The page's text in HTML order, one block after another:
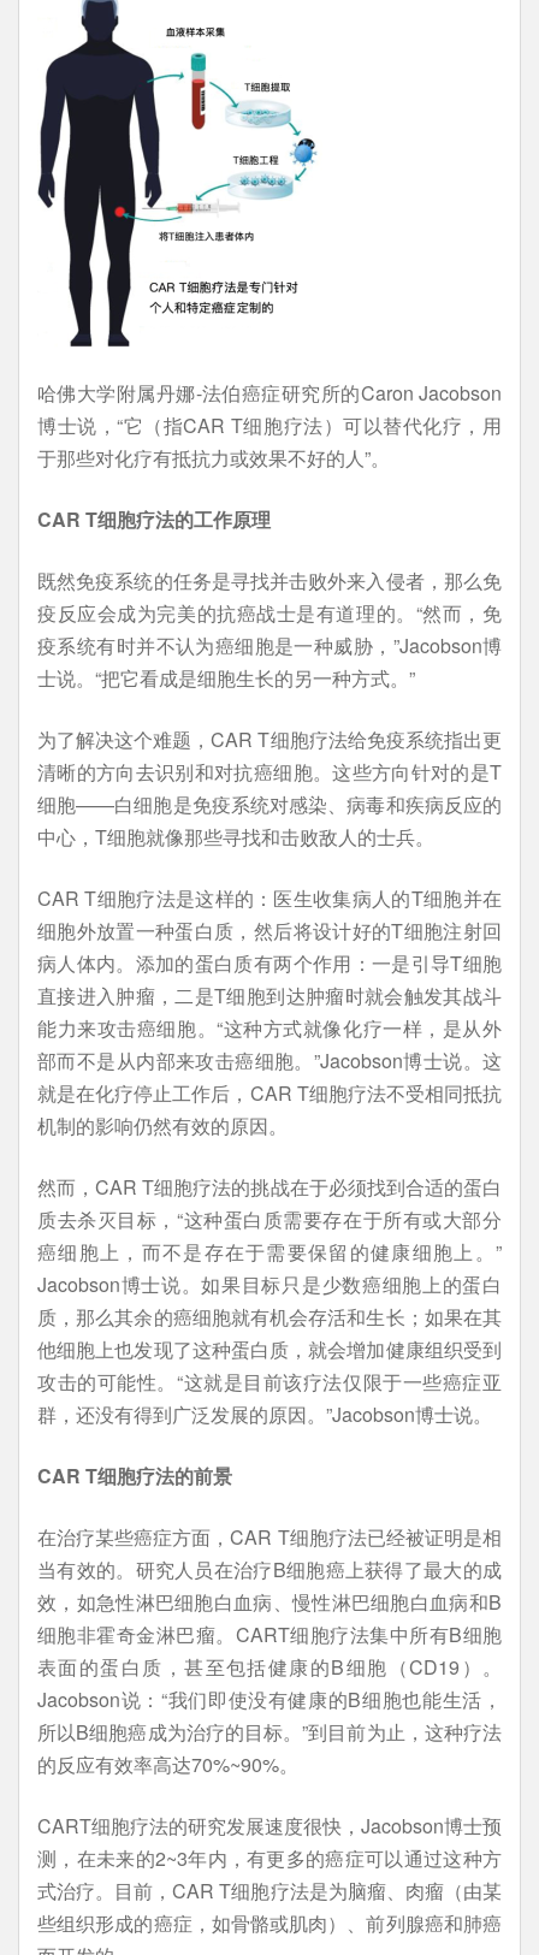
哈佛大学附属丹娜-法伯癌症研究所的Caron Jacobson
博士说，“它（指CAR T细胞疗法）可以替代化疗，用
于那些对化疗有抵抗力或效果不好的人”。
CAR T细胞疗法的工作原理
既然免疫系统的任务是寻找并击败外来入侵者，那么免
疫反应会成为完美的抗癌战士是有道理的。“然而，免
疫系统有时并不认为癌细胞是一种威胁，”Jacobson博
士说。“把它看成是细胞生长的另一种方式。”
为了解决这个难题，CAR T细胞疗法给免疫系统指出更
清晰的方向去识别和对抗癌细胞。这些方向针对的是T
细胞——白细胞是免疫系统对感染、病毒和疾病反应的
中心，T细胞就像那些寻找和击败敌人的士兵。
CAR T细胞疗法是这样的：医生收集病人的T细胞并在
细胞外放置一种蛋白质，然后将设计好的T细胞注射回
病人体内。添加的蛋白质有两个作用：一是引导T细胞
直接进入肿瘤，二是T细胞到达肿瘤时就会触发其战斗
能力来攻击癌细胞。“这种方式就像化疗一样，是从外
部而不是从内部来攻击癌细胞。”Jacobson博士说。这
就是在化疗停止工作后，CAR T细胞疗法不受相同抵抗
机制的影响仍然有效的原因。
然而，CAR T细胞疗法的挑战在于必须找到合适的蛋白
质去杀灭目标，“这种蛋白质需要存在于所有或大部分
癌细胞上，而不是存在于需要保留的健康细胞上。”
Jacobson博士说。如果目标只是少数癌细胞上的蛋白
质，那么其余的癌细胞就有机会存活和生长；如果在其
他细胞上也发现了这种蛋白质，就会增加健康组织受到
攻击的可能性。“这就是目前该疗法仅限于一些癌症亚
群，还没有得到广泛发展的原因。”Jacobson博士说。
CAR T细胞疗法的前景
在治疗某些癌症方面，CAR T细胞疗法已经被证明是相
当有效的。研究人员在治疗B细胞癌上获得了最大的成
效，如急性淋巴细胞白血病、慢性淋巴细胞白血病和B
细胞非霍奇金淋巴瘤。CART细胞疗法集中所有B细胞
表面的蛋白质，甚至包括健康的B细胞（CD19）。
Jacobson说：“我们即使没有健康的B细胞也能生活，
所以B细胞癌成为治疗的目标。”到目前为止，这种疗法
的反应有效率高达70%~90%。
CART细胞疗法的研究发展速度很快，Jacobson博士预
测，在未来的2~3年内，有更多的癌症可以通过这种方
式治疗。目前，CAR T细胞疗法是为脑瘤、肉瘤（由某
些组织形成的癌症，如骨骼或肌肉）、前列腺癌和肺癌